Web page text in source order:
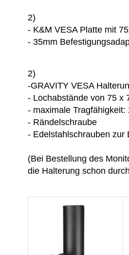
2)
- K&M VESA Platte mit
- 35mm
2)
-GRAVITY VESA
- Lochabstände von 75 x
- maximale Tragfähigkeit:
- Rändelschraube
- Edelstahlschrauben zur
(Bei Bestellung des
die Halterung schon